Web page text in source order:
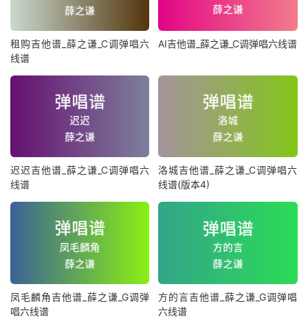
租购吉他谱_薛之谦_C调弹唱六
线谱
AI吉他谱_薛之谦_C调弹唱六线谱
迟迟吉他谱_薛之谦_C调弹唱六
线谱
洛城吉他谱_薛之谦_C调弹唱六
线谱(版本4)
凤毛麟角吉他谱_薛之谦_G调弹
唱六线谱
方的言吉他谱_薛之谦_G调弹唱
六线谱